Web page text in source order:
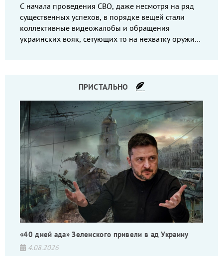
С начала проведения СВО, даже несмотря на ряд
существенных успехов, в порядке вещей стали
коллективные видеожалобы и обращения
украинских вояк, сетующих то на нехватку оружия,
ПРИСТАЛЬНО
«40 дней ада» Зеленского привели в ад Украину
4.08.2026